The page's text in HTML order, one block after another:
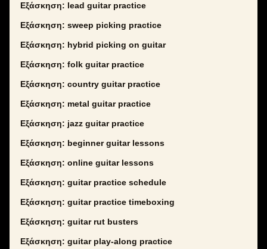
Εξάσκηση: lead guitar practice
Εξάσκηση: sweep picking practice
Εξάσκηση: hybrid picking on guitar
Εξάσκηση: folk guitar practice
Εξάσκηση: country guitar practice
Εξάσκηση: metal guitar practice
Εξάσκηση: jazz guitar practice
Εξάσκηση: beginner guitar lessons
Εξάσκηση: online guitar lessons
Εξάσκηση: guitar practice schedule
Εξάσκηση: guitar practice timeboxing
Εξάσκηση: guitar rut busters
Εξάσκηση: guitar play-along practice